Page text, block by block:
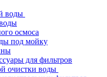
воды
осмоса
под мойку
для фильтров
очистки воды